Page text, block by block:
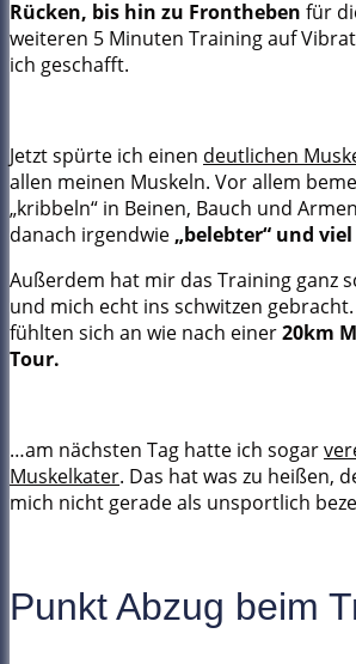
Rücken, bis hin zu Frontheben für
weiteren 5 Minuten Training auf
ich geschafft.
Jetzt spürte ich einen deutlichen
allen meinen Muskeln. Vor allem
„kribbeln“ in Beinen, Bauch und
danach irgendwie „belebter“ und
Außerdem hat mir das Training ganz
und mich echt ins schwitzen
fühlten sich an wie nach einer20km
Tour.
…am nächsten Tag hatte ich sogar
Muskelkater. Das hat was zu heißen,
mich nicht gerade als unsportlich
Punkt Abzug beim